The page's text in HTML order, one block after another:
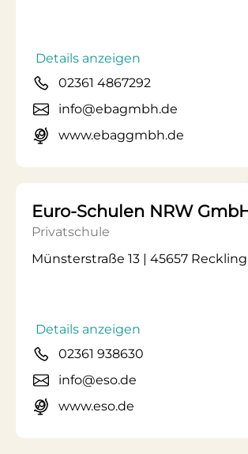
Details anzeigen
02361 4867292
info@ebagmbh.de
www.ebaggmbh.de
Euro-Schulen NRW
Privatschule
Münsterstraße 13 | 45657
Details anzeigen
02361 938630
info@eso.de
www.eso.de